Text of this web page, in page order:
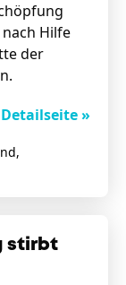
Hilfe
der
»
stirbt